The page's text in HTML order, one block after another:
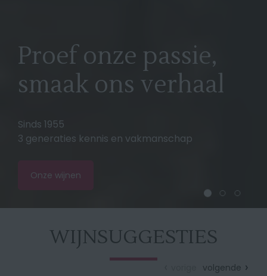
Proef onze passie,
smaak ons verhaal
Sinds 1955
3 generaties kennis en vakmanschap
Onze wijnen
WIJNSUGGESTIES
volgende